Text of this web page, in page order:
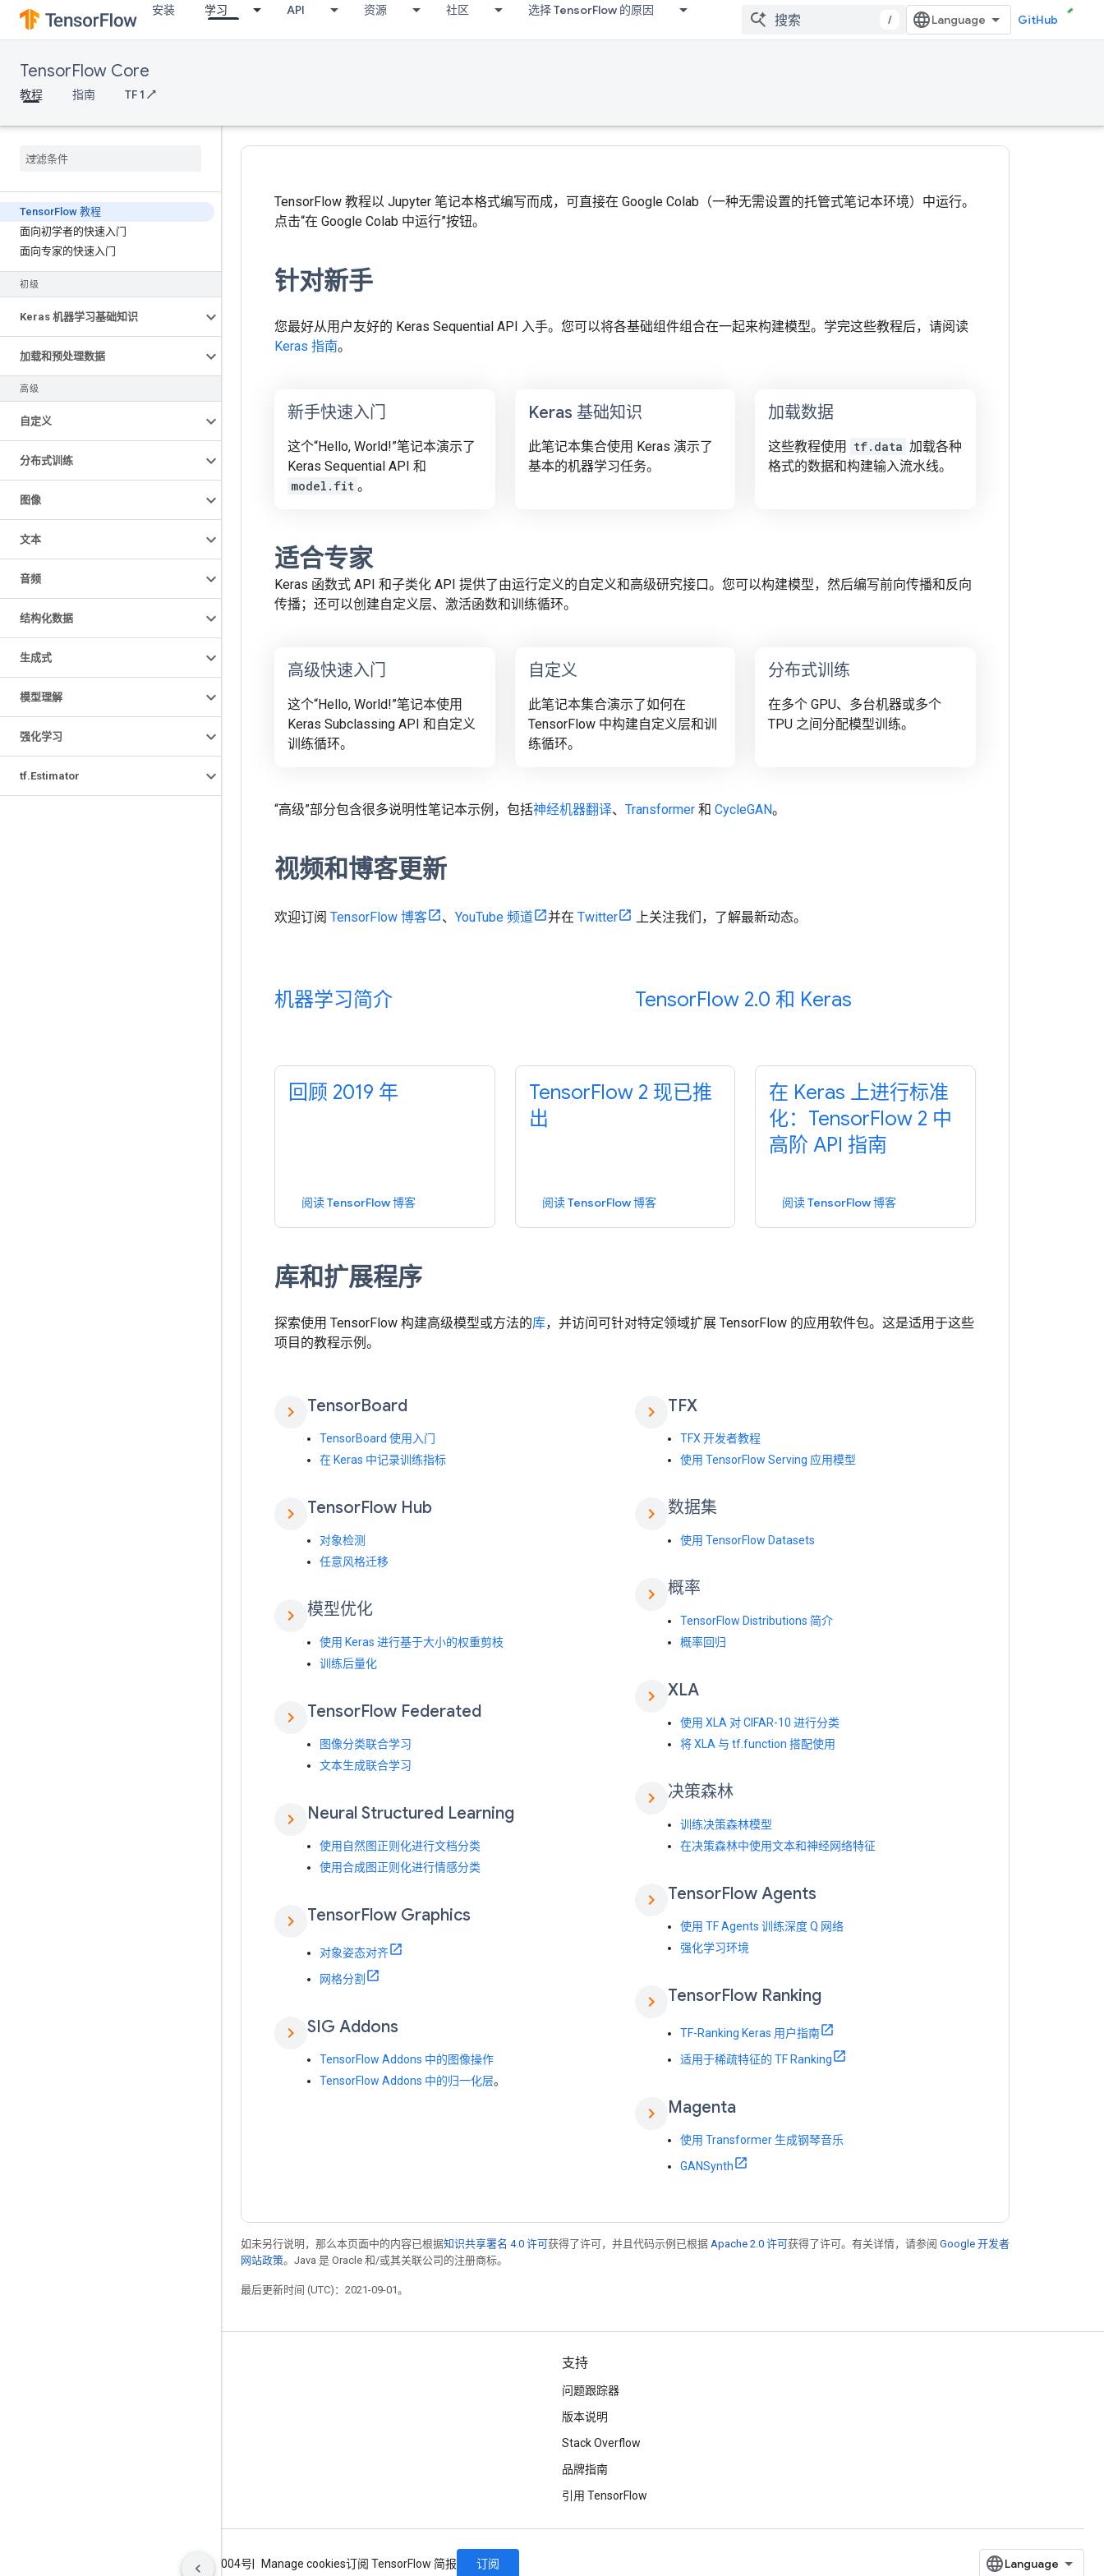
安装 学习 API 资源 社区 选择 TensorFlow 的原因
/ GitHub
TensorFlow Core
教程 指南 TF 1 ↗
TensorFlow 教程
面向初学者的快速入门
面向专家的快速入门
初级
Keras 机器学习基础知识
加载和预处理数据
高级
自定义
分布式训练
图像
文本
音频
结构化数据
生成式
模型理解
强化学习
tf.Estimator
TensorFlow 教程以 Jupyter 笔记本格式编写而成，可直接在 Google Colab（一种无需设置的托管式笔记本环境）中运行。
点击“在 Google Colab 中运行”按钮。
针对新手
您最好从用户友好的 Keras Sequential API 入手。您可以将各基础组件组合在一起来构建模型。学完这些教程后，请阅读
Keras 指南。
新手快速入门
这个“Hello, World!”笔记本演示了
Keras Sequential API 和
model.fit 。
Keras 基础知识
此笔记本集合使用 Keras 演示了
基本的机器学习任务。
加载数据
这些教程使用 tf.data 加载各种
格式的数据和构建输入流水线。
适合专家
Keras 函数式 API 和子类化 API 提供了由运行定义的自定义和高级研究接口。您可以构建模型，然后编写前向传播和反向
传播；还可以创建自定义层、激活函数和训练循环。
高级快速入门
这个“Hello, World!”笔记本使用
Keras Subclassing API 和自定义
训练循环。
自定义
此笔记本集合演示了如何在
TensorFlow 中构建自定义层和训
练循环。
分布式训练
在多个 GPU、多台机器或多个
TPU 之间分配模型训练。
“高级”部分包含很多说明性笔记本示例，包括神经机器翻译、 Transformer 和 CycleGAN。
视频和博客更新
欢迎订阅 TensorFlow 博客 、 YouTube 频道 并在 Twitter 上关注我们，了解最新动态。
机器学习简介 TensorFlow 2.0 和 Keras
回顾 2019 年
阅读 TensorFlow 博客
TensorFlow 2 现已推
出
阅读 TensorFlow 博客
在 Keras 上进行标准
化：TensorFlow 2 中
高阶 API 指南
阅读 TensorFlow 博客
库和扩展程序
探索使用 TensorFlow 构建高级模型或方法的库，并访问可针对特定领域扩展 TensorFlow 的应用软件包。 这是适用于这些
项目的教程示例。
chevron_right TensorBoard
TensorBoard 使用入门
在 Keras 中记录训练指标
chevron_right TensorFlow Hub
对象检测
任意风格迁移
chevron_right 模型优化
使用 Keras 进行基于大小的权重剪枝
训练后量化
chevron_right TensorFlow Federated
图像分类联合学习
文本生成联合学习
chevron_right Neural Structured Learning
使用自然图正则化进行文档分类
使用合成图正则化进行情感分类
chevron_right TensorFlow Graphics
对象姿态对齐
网格分割
chevron_right SIG Addons
TensorFlow Addons 中的图像操作
TensorFlow Addons 中的归一化层。
chevron_right TFX
TFX 开发者教程
使用 TensorFlow Serving 应用模型
chevron_right 数据集
使用 TensorFlow Datasets
chevron_right 概率
TensorFlow Distributions 简介
概率回归
chevron_right XLA
使用 XLA 对 CIFAR-10 进行分类
将 XLA 与 tf.function 搭配使用
chevron_right 决策森林
训练决策森林模型
在决策森林中使用文本和神经网络特征
chevron_right TensorFlow Agents
使用 TF Agents 训练深度 Q 网络
强化学习环境
chevron_right TensorFlow Ranking
TF-Ranking Keras 用户指南
适用于稀疏特征的 TF Ranking
chevron_right Magenta
使用 Transformer 生成钢琴音乐
GANSynth
如未另行说明，那么本页面中的内容已根据知识共享署名 4.0 许可获得了许可，并且代码示例已根据 Apache 2.0 许可获得了许可。有关详情，请参阅 Google 开发者
网站政策。Java 是 Oracle 和/或其关联公司的注册商标。
最后更新时间 (UTC)：2021-09-01。
支持
问题跟踪器
版本说明
Stack Overflow
品牌指南
引用 TensorFlow
ICP证合字B2-20070004号 Manage cookies订阅 TensorFlow 简报 订阅